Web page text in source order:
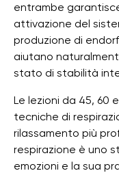
entrambe
attivazione del
produzione di
aiutano
stato di stabilità
Le lezioni da 45, 60
tecniche di
rilassamento più
respirazione è uno
emozioni e la sua